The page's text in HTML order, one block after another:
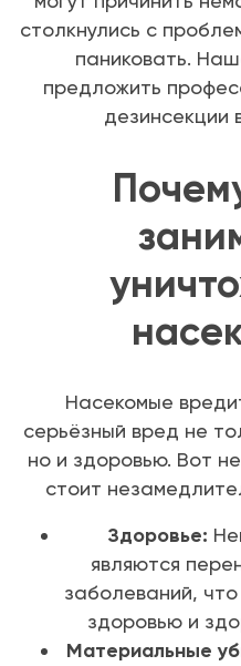
столкнулись с
паниковать.
предложить
дезинсекции
Насекомые
серьёзный вред не
но и здоровью. Вот
стоит
Здоровье:
являются
заболеваний,
здоровью и
Материальные